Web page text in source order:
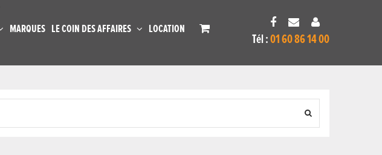
MARQUES LE COIN DES AFFAIRES LOCATION
Tél : 01 60 86 14 00